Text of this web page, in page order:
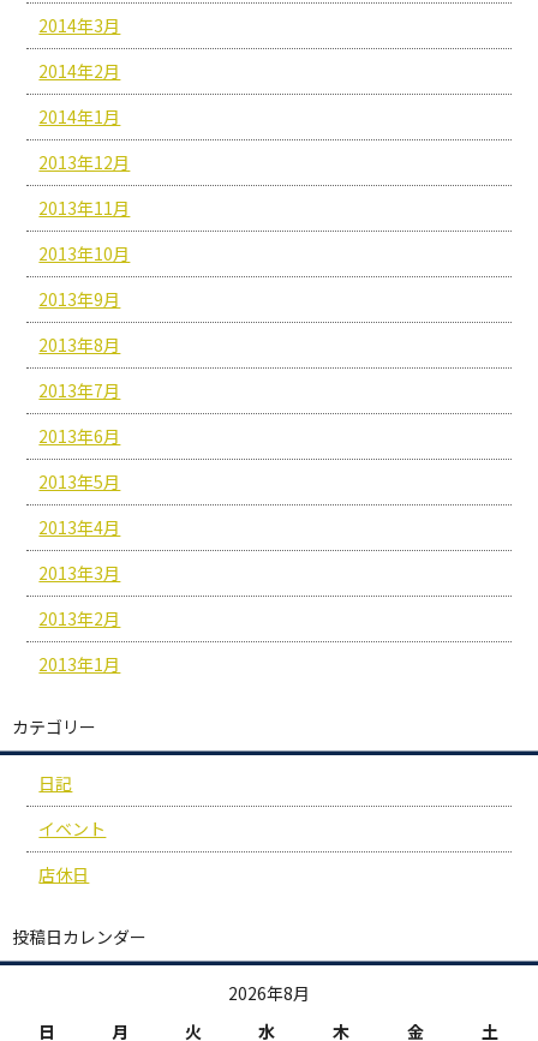
2014年3月
2014年2月
2014年1月
2013年12月
2013年11月
2013年10月
2013年9月
2013年8月
2013年7月
2013年6月
2013年5月
2013年4月
2013年3月
2013年2月
2013年1月
カテゴリー
日記
イベント
店休日
投稿日カレンダー
2026年8月
日
月 火 水 木 金 土